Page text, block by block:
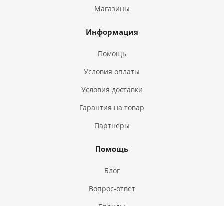
Магазины
Информация
Помощь
Условия оплаты
Условия доставки
Гарантия на товар
Партнеры
Помощь
Блог
Вопрос-ответ